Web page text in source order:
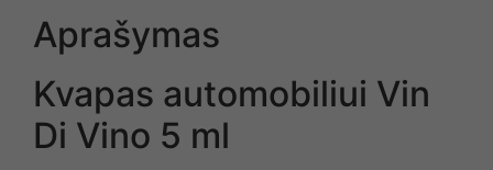
Aprašymas
Kvapas automobiliui Vin
Di Vino 5 ml